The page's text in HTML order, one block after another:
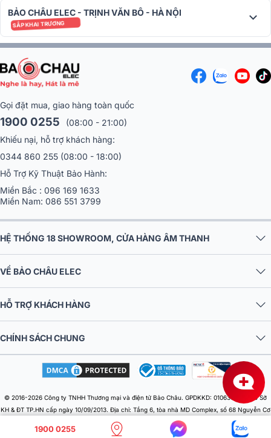
hệ trước. Loa không chỉ chịu được nước ở độ sâu tới 1m trong 30
phút, mà còn kháng bụi hoàn toàn, cho phép bạn sử dụng loa trong
nhiều điều kiện thời tiết và môi trường khắc nghiệt như bãi biển, hồ
bơi, hay các chuyến cắm trại ngoài trời.
Hiệu ứng đèn LED RGB 360°
Khi bật loa, đèn LED RGB sống động bao phủ toàn bộ thân loa tạo
nên một màn trình diễn ánh sáng tuyệt đẹp. Có 6 chế độ đèn:
Natural, Cocktail, Spiritual, Party, Canvas và Weather – điều khiển
BẢO CHÂU ELEC - TRỊNH VĂN BÔ - HÀ NỘI
SẮP KHAI TRƯƠNG
Gọi đặt mua, giao hàng toàn quốc
1900 0255
(08:00 - 21:00)
Khiếu nại, hỗ trợ khách hàng:
0344 860 255 (08:00 - 18:00)
Hỗ Trợ Kỹ Thuật Bảo Hành:
Miền Bắc : 096 169 1633
Miền Nam: 086 551 3799
HỆ THỐNG 18 SHOWROOM, CỬA HÀNG ÂM THANH
VỀ BẢO CHÂU ELEC
HỖ TRỢ KHÁCH HÀNG
CHÍNH SÁCH CHUNG
© 2016-2026 Công ty TNHH Thương mại và điện tử Bảo Châu. GPDKKD: 0106303879 do Sở
KH & ĐT TP.HN cấp ngày 10/09/2013. Địa chỉ: Tầng 6, tòa nhà MD Complex, số 68 Nguyễn Cơ
Thạch, Phường Từ Liêm, Thành phố Hà Nội, Việt Nam. Điện thoại: 024 730 10 255. Email:
baochauelec@gmail.com. Chịu trách nhiệm nội dung: Nhật Lệ.
1900 0255